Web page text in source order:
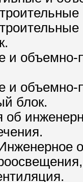
и
и
блок.
об